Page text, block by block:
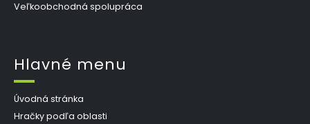
Veľkoobchodná spolupráca
Hlavné menu
Úvodná stránka
Hračky podľa oblasti